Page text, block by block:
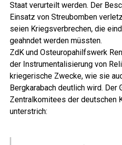
Staat verurteilt werden. Der
Einsatz von Streubomben
seien Kriegsverbrechen, die
geahndet werden müssten.
ZdK und Osteuropahilfswerk
der Instrumentalisierung von
kriegerische Zwecke, wie sie
Bergkarabach deutlich wird. Der
Zentralkomitees der deutschen
unterstrich: